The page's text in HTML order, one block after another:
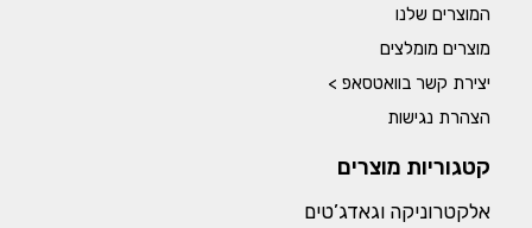
המוצרים שלנו
מוצרים מומלצים
יצירת קשר בוואטסאפ >
הצהרת נגישות
קטגוריות מוצרים
אלקטרוניקה וגאדג’טים